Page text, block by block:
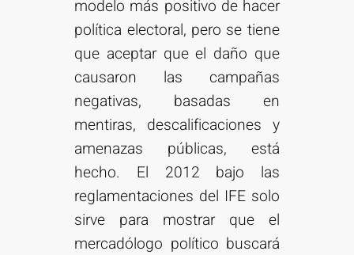
modelo más positivo de hacer
política electoral, pero se tiene
que aceptar que el daño que
causaron las campañas
negativas, basadas en
mentiras, descalificaciones y
amenazas públicas, está
hecho. El 2012 bajo las
reglamentaciones del IFE solo
sirve para mostrar que el
mercadólogo político buscará